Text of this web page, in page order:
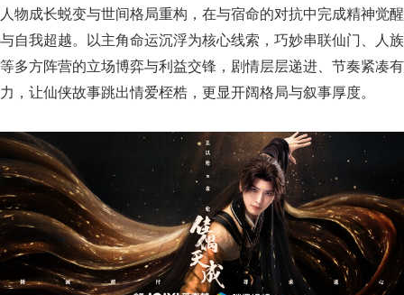
人物成长蜕变与世间格局重构，在与宿命的对抗中完成精神觉醒
与自我超越。以主角命运沉浮为核心线索，巧妙串联仙门、人族
等多方阵营的立场博弈与利益交锋，剧情层层递进、节奏紧凑有
力，让仙侠故事跳出情爱桎梏，更显开阔格局与叙事厚度。